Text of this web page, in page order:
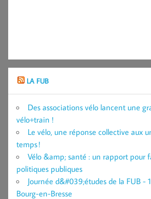
LA FUB
Des associations vélo lancent une
vélo+train !
Le vélo, une réponse collective aux
temps !
Vélo &amp; santé : un rapport pour
politiques publiques
Journée d&#039;études de la FUB -
Bourg-en-Bresse